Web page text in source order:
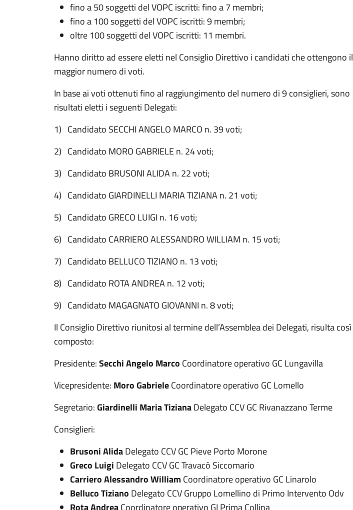
fino a 50 soggetti del VOPC iscritti: fino a 7 membri;
fino a 100 soggetti del VOPC iscritti: 9 membri;
oltre 100 soggetti del VOPC iscritti: 11 membri.
Hanno diritto ad essere eletti nel Consiglio Direttivo i candidati che ottengono il
maggior numero di voti.
In base ai voti ottenuti fino al raggiungimento del numero di 9 consiglieri, sono
risultati eletti i seguenti Delegati:
1) Candidato SECCHI ANGELO MARCO n. 39 voti;
2) Candidato MORO GABRIELE n. 24 voti;
3) Candidato BRUSONI ALIDA n. 22 voti;
4) Candidato GIARDINELLI MARIA TIZIANA n. 21 voti;
5) Candidato GRECO LUIGI n. 16 voti;
6) Candidato CARRIERO ALESSANDRO WILLIAM n. 15 voti;
7) Candidato BELLUCO TIZIANO n. 13 voti;
8) Candidato ROTA ANDREA n. 12 voti;
9) Candidato MAGAGNATO GIOVANNI n. 8 voti;
Il Consiglio Direttivo riunitosi al termine dell’Assemblea dei Delegati, risulta così
composto:
Presidente:Secchi Angelo Marco Coordinatore operativo GC Lungavilla
Vicepresidente: Moro GabrieleCoordinatore operativo GC Lomello
Segretario:Giardinelli Maria TizianaDelegato CCV GC Rivanazzano Terme
Consiglieri:
Brusoni AlidaDelegato CCV GC Pieve Porto Morone
Greco Luigi Delegato CCV GC Travacò Siccomario
Carriero Alessandro William Coordinatore operativo GC Linarolo
Belluco Tiziano Delegato CCV Gruppo Lomellino di Primo Intervento Odv
Rota AndreaCoordinatore operativo GI Prima Collina